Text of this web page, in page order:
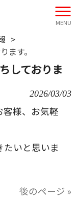
MENU
>
ます。
しておりま
2026/03/03
様、お気軽
いと思いま
後のページ »